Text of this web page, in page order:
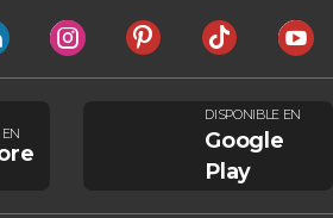
DISPONIBLE EN
Google
Play